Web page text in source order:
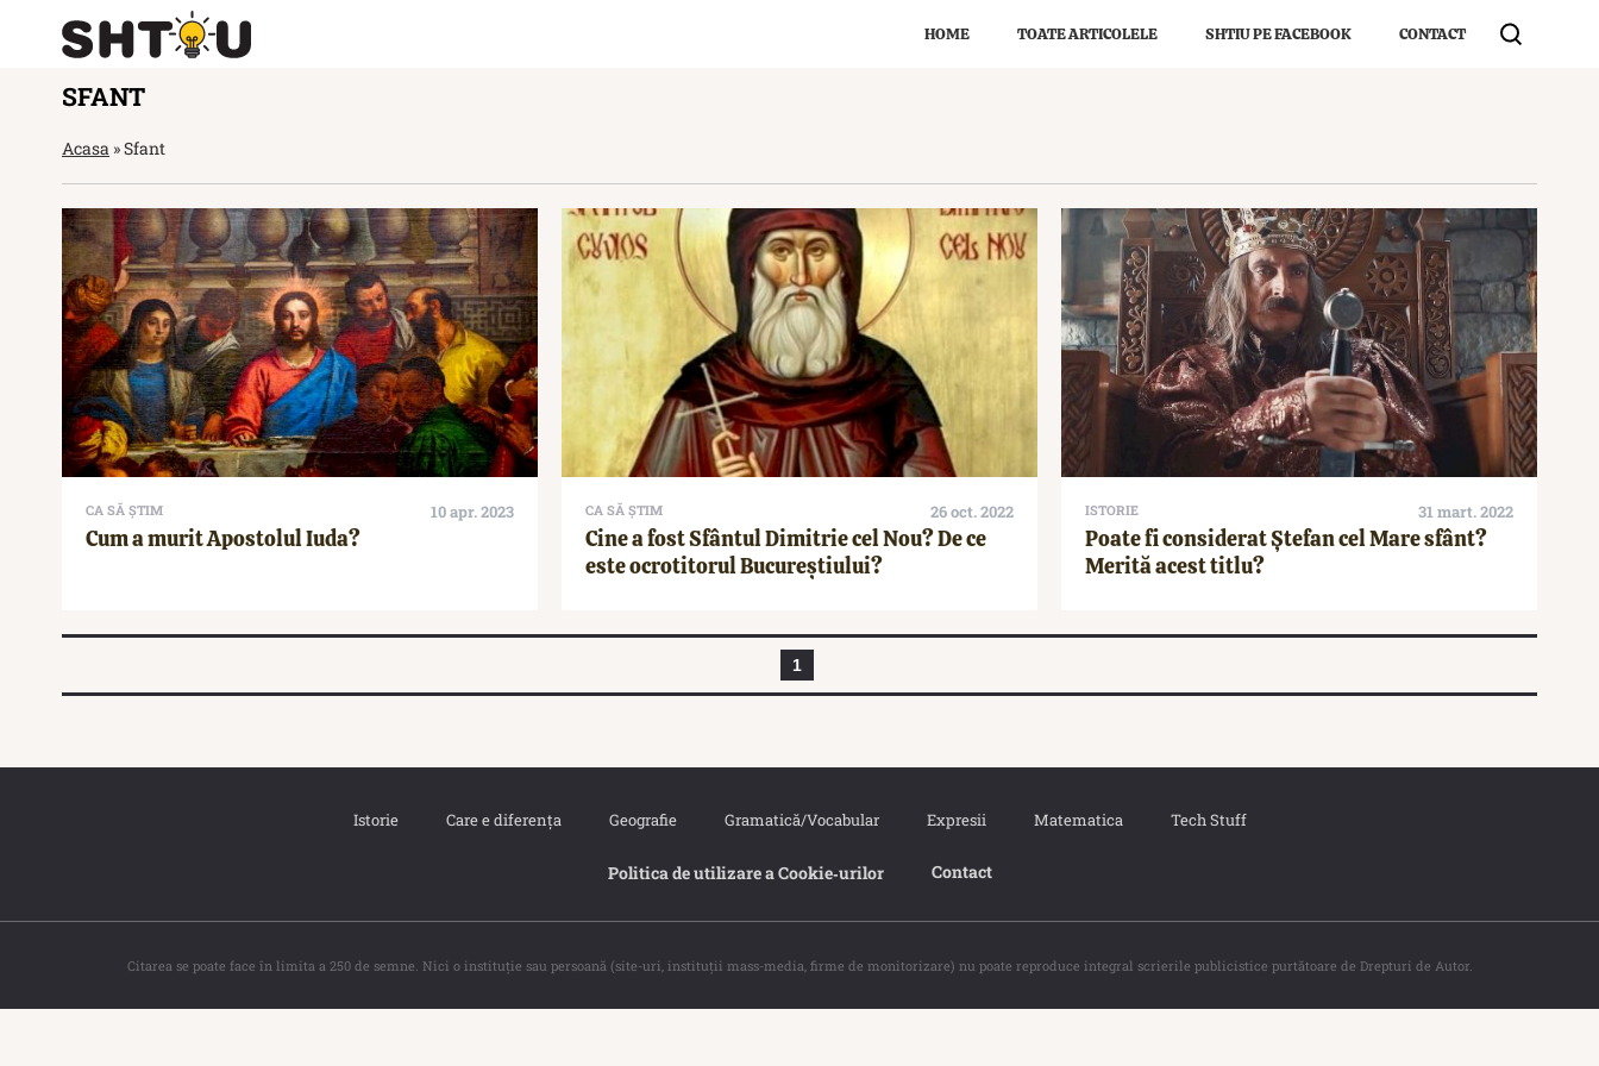
HOME TOATE ARTICOLELE SHTIU PE FACEBOOK CONTACT
SFANT
Acasa »Sfant
CA SĂ ȘTIM 10 apr. 2023
Cum a murit Apostolul Iuda?
CA SĂ ȘTIM 26 oct. 2022
Cine a fost Sfântul Dimitrie cel Nou? De ce
este ocrotitorul Bucureștiului?
ISTORIE 31 mart. 2022
Poate fi considerat Ștefan cel Mare sfânt?
Merită acest titlu?
1
Istorie Care e diferența Geografie Gramatică/Vocabular Expresii Matematica Tech Stuff
Politica de utilizare a Cookie‐urilor Contact
Citarea se poate face în limita a 250 de semne. Nici o instituţie sau persoană (site-uri, instituţii mass-media, firme de monitorizare) nu poate reproduce integral scrierile publicistice purtătoare de Drepturi de Autor.